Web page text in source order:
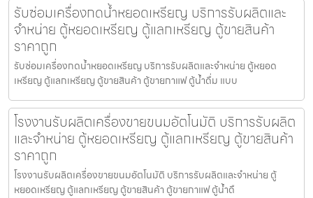
รับซ่อมเครื่องกดน้ำ​หยอดเหรียญ บริการรับผลิตและ
จำหน่าย ตู้หยอดเหรียญ ตู้แลกเหรียญ ตู้ขายสินค้า
ราคาถูก
รับซ่อมเครื่องกดน้ำ​หยอดเหรียญ บริการรับผลิตและจำหน่าย ตู้หยอด
เหรียญ ตู้แลกเหรียญ ตู้ขายสินค้า ตู้ขายกาแฟ ตู้น้ำดื่ม แบบ
โรงงานรับผลิตเครื่องขายขนม​อัตโนมัติ บริการรับผลิต
และจำหน่าย ตู้หยอดเหรียญ ตู้แลกเหรียญ ตู้ขายสินค้า
ราคาถูก
โรงงานรับผลิตเครื่องขายขนม​อัตโนมัติ บริการรับผลิตและจำหน่าย ตู้
หยอดเหรียญ ตู้แลกเหรียญ ตู้ขายสินค้า ตู้ขายกาแฟ ตู้น้ำดื